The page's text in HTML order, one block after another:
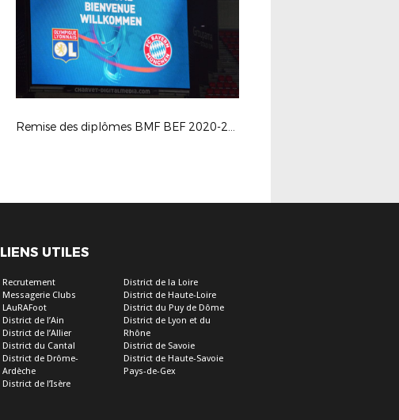
Remise des diplômes BMF BEF 2020-2021
LIENS UTILES
Recrutement
Messagerie Clubs
LAuRAFoot
District de l’Ain
District de l’Allier
District du Cantal
District de Drôme-
Ardèche
District de l’Isère
District de la Loire
District de Haute-Loire
District du Puy de Dôme
District de Lyon et du
Rhône
District de Savoie
District de Haute-Savoie
Pays-de-Gex